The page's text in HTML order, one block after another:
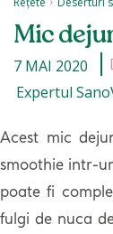
Mic
7 MAI 2020
Expertul
Acest mic
smoothie intr-
poate fi
fulgi de nuca